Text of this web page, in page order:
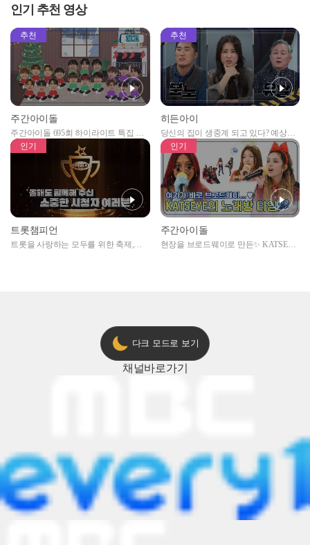
인기 추천 영상
추천
주간아이돌
주간아이돌 695회 하이라이트 특집 남
자아이돌편 예고
추천
히든아이
당신의 집이 생중계 되고 있다? 예상치
못한 곳에서 일어나는 불법촬영 범죄!
인기
트롯챔피언
트롯을 사랑하는 모두를 위한 축제,
인기
주간아이돌
현장을 브로드웨이로 만든✨ KATSEYE
다크 모드로 보기
채널바로가기